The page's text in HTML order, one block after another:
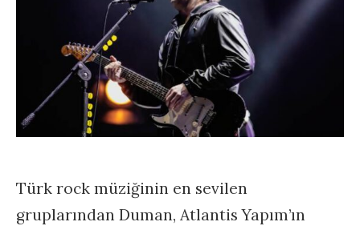
Türk rock müziğinin en sevilen
gruplarından Duman, Atlantis Yapım’ın